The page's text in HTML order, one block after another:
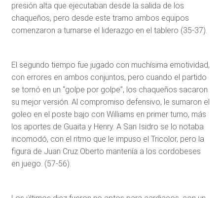
presión alta que ejecutaban desde la salida de los
chaqueños, pero desde este tramo ambos equipos
comenzaron a turnarse el liderazgo en el tablero (35-37).
El segundo tiempo fue jugado con muchísima emotividad,
con errores en ambos conjuntos, pero cuando el partido
se tornó en un “golpe por golpe”, los chaqueños sacaron
su mejor versión. Al compromiso defensivo, le sumaron el
goleo en el poste bajo con Williams en primer turno, más
los aportes de Guaita y Henry. A San Isidro se lo notaba
incomodó, con el ritmo que le impuso el Tricolor, pero la
figura de Juan Cruz Oberto mantenía a los cordobeses
en juego. (57-56).